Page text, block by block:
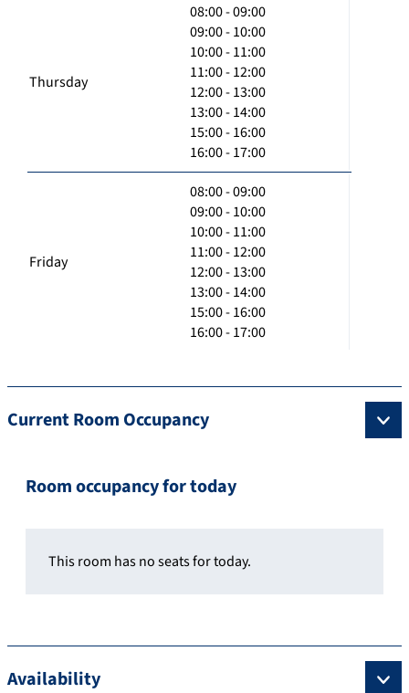
Thursday
08:00 - 09:00
09:00 - 10:00
10:00 - 11:00
11:00 - 12:00
12:00 - 13:00
13:00 - 14:00
15:00 - 16:00
16:00 - 17:00
Friday
08:00 - 09:00
09:00 - 10:00
10:00 - 11:00
11:00 - 12:00
12:00 - 13:00
13:00 - 14:00
15:00 - 16:00
16:00 - 17:00
Current Room Occupancy
Room occupancy for today
This room has no seats for today.
Availability